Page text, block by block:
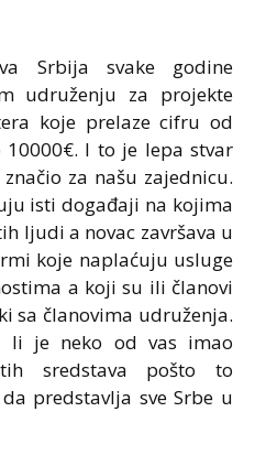
Srbija svake godine
udruženju za projekte
koje prelaze cifru od
I to je lepa stvar
za našu zajednicu.
isti događaji na kojima
ljudi a novac završava u
koje naplaćuju usluge
a koji su ili članovi
sa članovima udruženja.
li je neko od vas imao
sredstava pošto to
predstavlja sve Srbe u